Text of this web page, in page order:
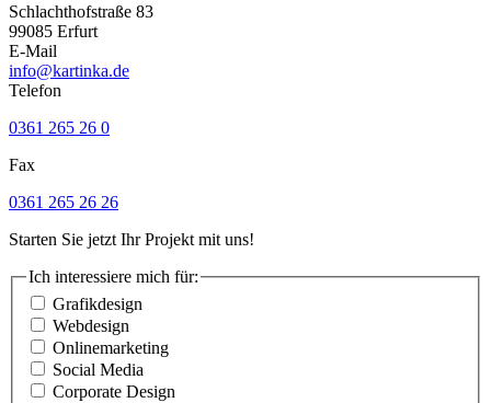
Schlachthofstraße 83
99085 Erfurt
E-Mail
info@kartinka.de
Telefon
0361 265 26 0
Fax
0361 265 26 26
Starten Sie jetzt Ihr Projekt mit uns!
Ich interessiere mich für:
Grafikdesign
Webdesign
Onlinemarketing
Social Media
Corporate Design